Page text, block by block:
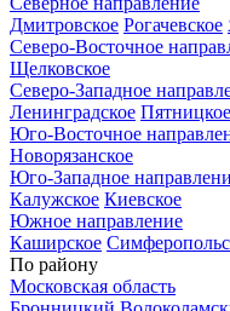
Дмитровское Рогачевское
Северо-Восточное
Щелковское
Северо-Западное
Ленинградское Пятницкое
Юго-Восточное
Новорязанское
Юго-Западное
Калужское Киевское
Южное направление
Каширское
По району
Московская область